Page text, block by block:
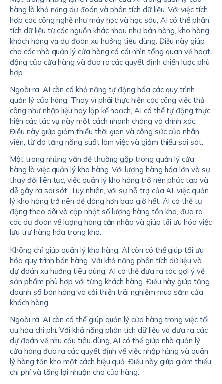
hàng là khả năng dự đoán và phân tích dữ liệu. Với việc tích
hợp các công nghệ như máy học và học sâu, AI có thể phân
tích dữ liệu từ các nguồn khác nhau như bán hàng, kho hàng,
khách hàng và dự đoán xu hướng tiêu dùng. Điều này giúp
cho các nhà quản lý cửa hàng có cái nhìn tổng quan về hoạt
động của cửa hàng và đưa ra các quyết định chiến lược phù
hợp.
Ngoài ra, AI còn có khả năng tự động hóa các quy trình
quản lý cửa hàng. Thay vì phải thực hiện các công việc thủ
công như nhập liệu hay lập kế hoạch, AI có thể tự động thực
hiện các tác vụ này một cách nhanh chóng và chính xác.
Điều này giúp giảm thiểu thời gian và công sức của nhân
viên, từ đó tăng năng suất làm việc và giảm thiểu sai sót.
Một trong những vấn đề thường gặp trong quản lý cửa
hàng là việc quản lý kho hàng. Với lượng hàng hóa lớn và sự
thay đổi liên tục, việc quản lý kho hàng trở nên phức tạp và
dễ gây ra sai sót. Tuy nhiên, với sự hỗ trợ của AI, việc quản
lý kho hàng trở nên dễ dàng hơn bao giờ hết. AI có thể tự
động theo dõi và cập nhật số lượng hàng tồn kho, đưa ra
các dự đoán về lượng hàng cần nhập và giúp tối ưu hóa việc
lưu trữ hàng hóa trong kho.
Không chỉ giúp quản lý kho hàng, AI còn có thể giúp tối ưu
hóa quy trình bán hàng. Với khả năng phân tích dữ liệu và
dự đoán xu hướng tiêu dùng, AI có thể đưa ra các gợi ý về
sản phẩm phù hợp với từng khách hàng. Điều này giúp tăng
doanh số bán hàng và cải thiện trải nghiệm mua sắm của
khách hàng.
Ngoài ra, AI còn có thể giúp quản lý cửa hàng trong việc tối
ưu hóa chi phí. Với khả năng phân tích dữ liệu và đưa ra các
dự đoán về nhu cầu tiêu dùng, AI có thể giúp nhà quản lý
cửa hàng đưa ra các quyết định về việc nhập hàng và quản
lý hàng tồn kho một cách hiệu quả. Điều này giúp giảm thiểu
chi phí và tăng lợi nhuận cho cửa hàng.